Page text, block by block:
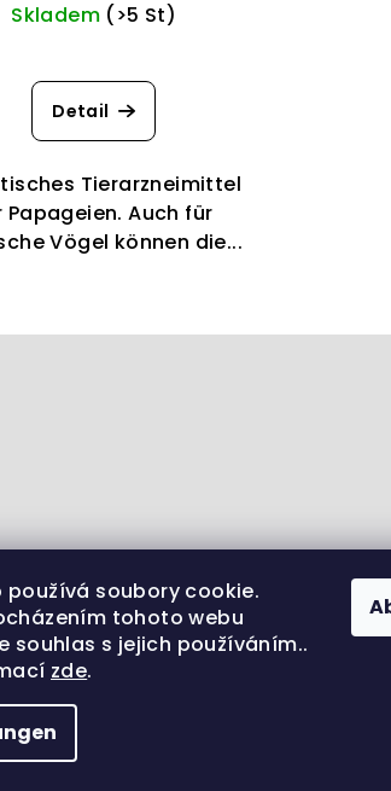
používá soubory cookie.
tohoto webu
souhlas s jejich používáním..
zde.
Skladem (>5 St)
Detail
Tierarzneimittel
Papageien. Auch für
Vögel können die...
zvířat